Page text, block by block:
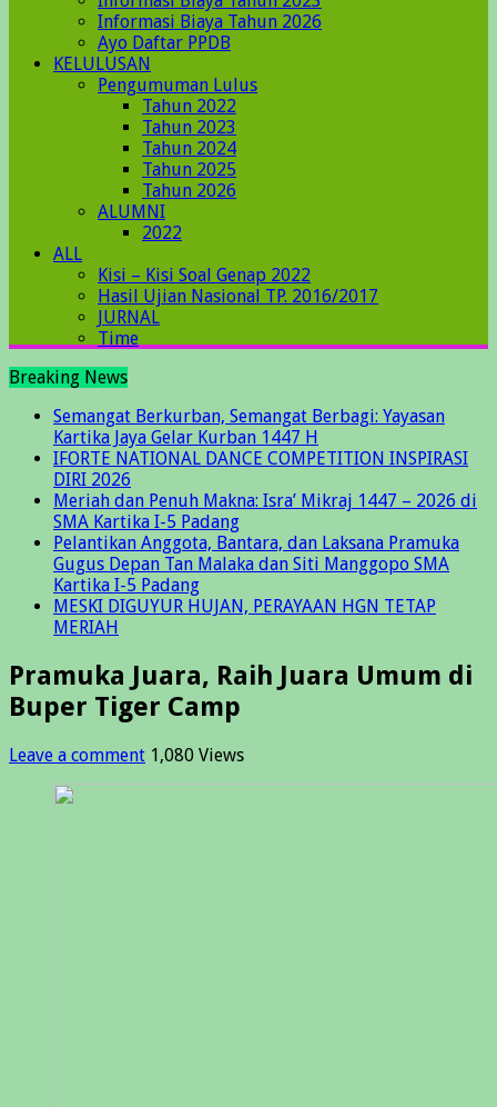
Informasi Biaya Tahun 2026
Ayo Daftar PPDB
KELULUSAN
Pengumuman Lulus
Tahun 2022
Tahun 2023
Tahun 2024
Tahun 2025
Tahun 2026
ALUMNI
2022
ALL
Kisi – Kisi Soal Genap 2022
Hasil Ujian Nasional TP. 2016/2017
JURNAL
Time
Breaking News
Semangat Berkurban, Semangat Berbagi: Yayasan
Kartika Jaya Gelar Kurban 1447 H
IFORTE NATIONAL DANCE COMPETITION INSPIRASI
DIRI 2026
Meriah dan Penuh Makna: Isra’ Mikraj 1447 – 2026 di
SMA Kartika I-5 Padang
Pelantikan Anggota, Bantara, dan Laksana Pramuka
Gugus Depan Tan Malaka dan Siti Manggopo SMA
Kartika I-5 Padang
MESKI DIGUYUR HUJAN, PERAYAAN HGN TETAP
MERIAH
Pramuka Juara, Raih Juara Umum di
Buper Tiger Camp
Leave a comment 1,080 Views